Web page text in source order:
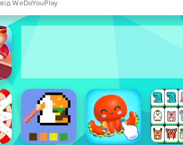
від WeDoYouPlay